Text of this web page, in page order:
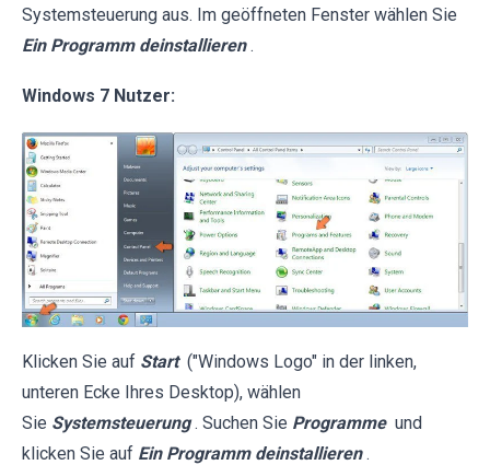
Systemsteuerung aus. Im geöffneten Fenster wählen Sie
Ein Programm deinstallieren .
Windows 7 Nutzer:
Klicken Sie auf Start ("Windows Logo" in der linken,
unteren Ecke Ihres Desktop), wählen
Sie Systemsteuerung . Suchen Sie Programme und
klicken Sie auf Ein Programm deinstallieren .